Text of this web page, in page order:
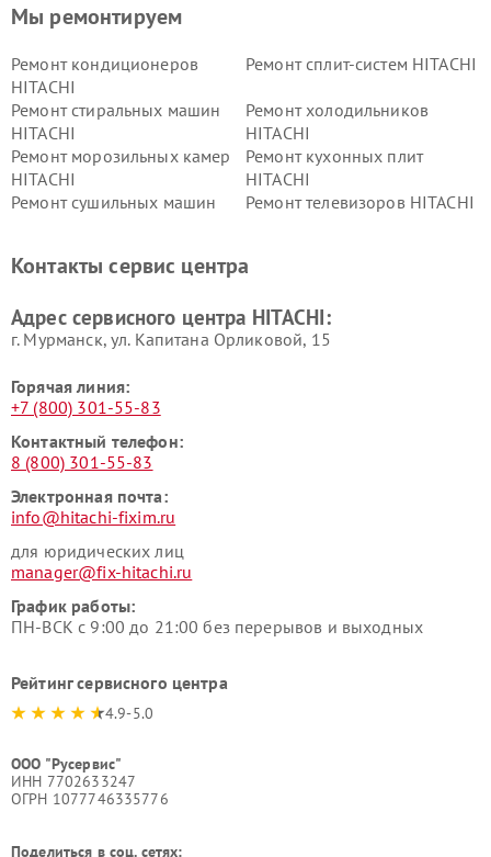
Мы ремонтируем
Ремонт кондиционеров
HITACHI
Ремонт сплит-систем HITACHI
Ремонт стиральных машин
HITACHI
Ремонт холодильников
HITACHI
Ремонт морозильных камер
HITACHI
Ремонт кухонных плит
HITACHI
Ремонт сушильных машин
Ремонт телевизоров HITACHI
данных HITACHI
HITACHI
HITACHI
HITACHI
Контакты сервис центра
Адрес сервисного центра HITACHI:
г. Мурманск, ул. Капитана Орликовой, 15
Горячая линия:
+7 (800) 301-55-83
Контактный телефон:
8 (800) 301-55-83
Электронная почта:
info@hitachi-fixim.ru
для юридических лиц
manager@fix-hitachi.ru
График работы:
ПН-ВСК с 9:00 до 21:00 без перерывов и выходных
Рейтинг сервисного центра
4.9-5.0
ООО "Русервис"
ИНН 7702633247
ОГРН 1077746335776
Поделиться в соц. сетях: